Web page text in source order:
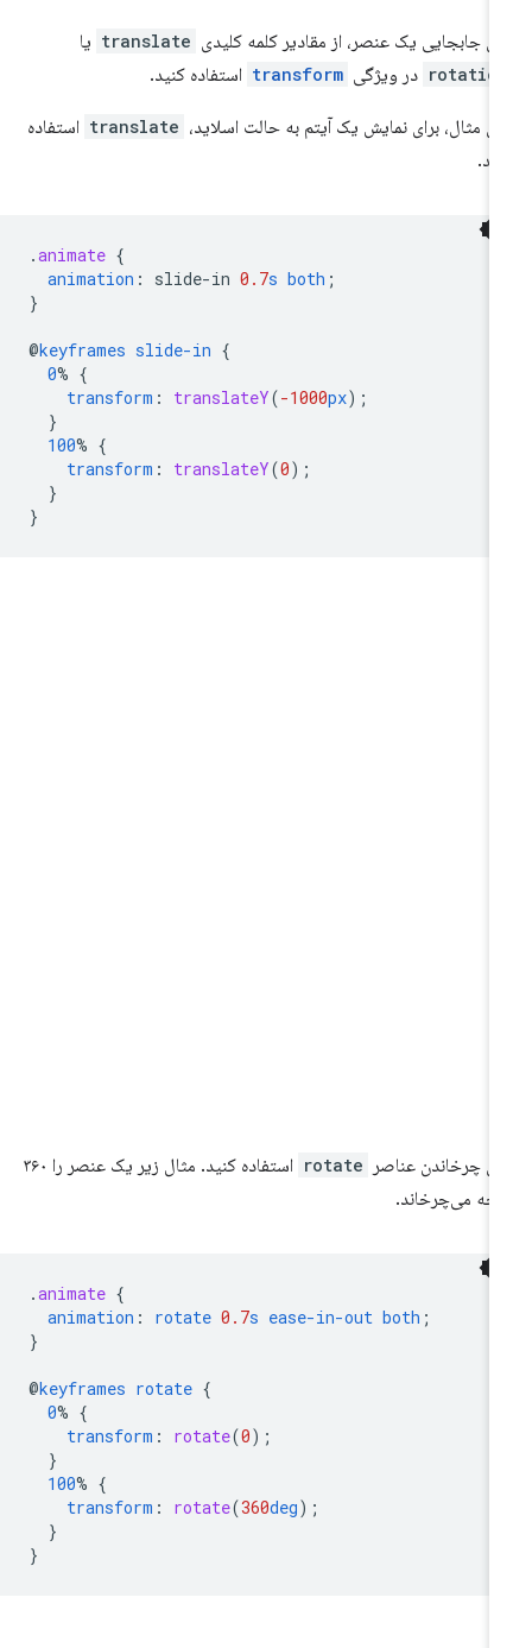
جابجایی یک عنصر، از مقادیر کلمه کلیدی translate یا
در ویژگی transform استفاده کنید.
مثال، برای نمایش یک آیتم به حالت اسلاید، translate استفاده
.animate
animation: slide-in 0.7s both
@keyframes slide-in
0%
transform: translateY(-1000 px
100%
transform: translateY (
چرخاندن عناصر rotate
استفاده کنید. مثال زیر یک عنصر را ۳۶۰
می‌چرخاند.
.animate
animation: rotate 0.7s ease-in-out both
@keyframes rotate
0%
transform: rotate (
100%
transform: rotate(360deg